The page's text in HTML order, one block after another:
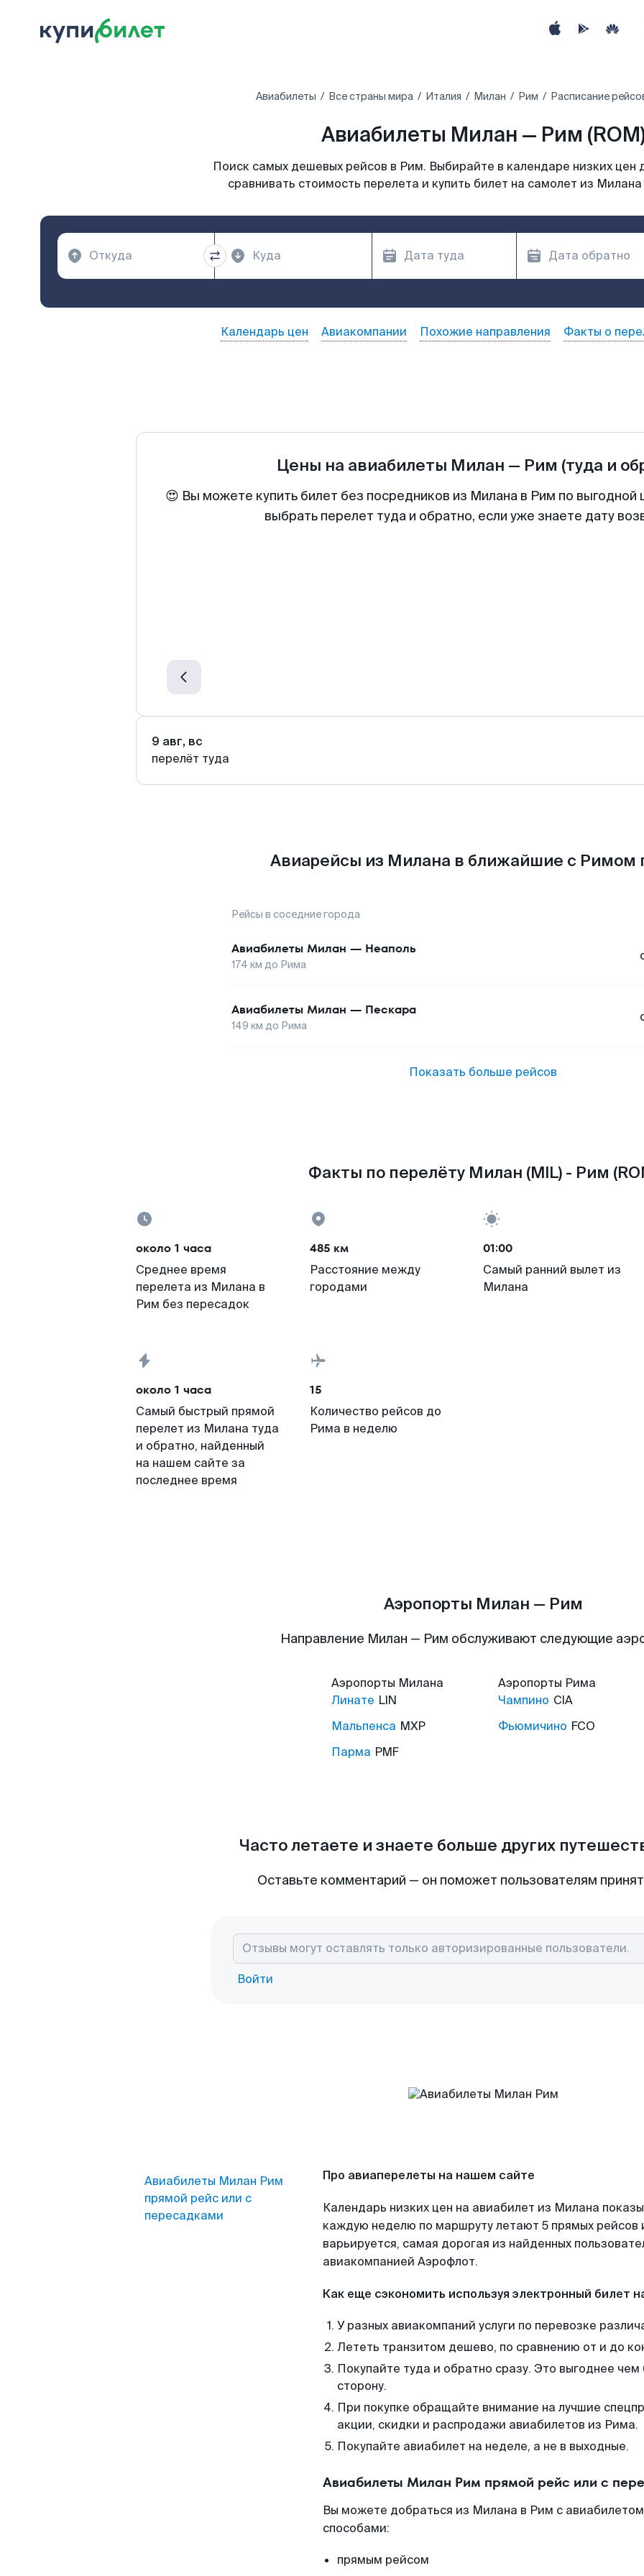
Авиабилеты Все страны мира Италия Милан Рим Расписание
Авиабилеты Милан — Рим
Поиск самых дешевых рейсов в Рим. Выбирайте в календаре низких цен
сравнивать стоимость перелета и купить билет на самолет из
Календарь цен Авиакомпании Похожие направления Факты о
Цены на авиабилеты Милан — Рим (туда и
😍 Вы можете купить билет без посредников из Милана в Рим по
выбрать перелет туда и обратно, если уже знаете дату
9 авг, вс
перелёт туда
Авиарейсы из Милана в ближайшие с Римом
Рейсы в соседние города
Авиабилеты Милан — Неаполь
174 км до Рима
Авиабилеты Милан — Пескара
149 км до Рима
Показать больше рейсов
Факты по перелёту Милан (MIL) - Рим
около 1 часа
Среднее время
перелета из Милана в
Рим без пересадок
485 км
Расстояние между
городами
01:00
Самый ранний вылет из
Милана
около 1 часа
Самый быстрый прямой
перелет из Милана туда
и обратно, найденный
на нашем сайте за
последнее время
15
Количество рейсов до
Рима в неделю
Аэропорты Милан — Рим
Направление Милан — Рим обслуживают следующие
Аэропорты Милана
Линате LIN
Мальпенса MXP
Парма PMF
Аэропорты Рима
Чампино CIA
Фьюмичино FCO
Часто летаете и знаете больше других
Оставьте комментарий — он поможет пользователям
Войти
Авиабилеты Милан Рим
прямой рейс или с
пересадками
Про авиаперелеты на нашем сайте
Календарь низких цен на авиабилет из Милана
каждую неделю по маршруту летают 5 прямых рейсов
варьируется, самая дорогая из найденных
авиакомпанией Аэрофлот.
Как еще сэкономить используя электронный билет
У разных авиакомпаний услуги по перевозке
Лететь транзитом дешево, по сравнению от и до
Покупайте туда и обратно сразу. Это выгоднее
сторону.
При покупке обращайте внимание на лучшие
акции, скидки и распродажи авиабилетов из Рима.
Покупайте авиабилет на неделе, а не в выходные.
Авиабилеты Милан Рим прямой рейс или с
Вы можете добраться из Милана в Рим с
способами:
прямым рейсом